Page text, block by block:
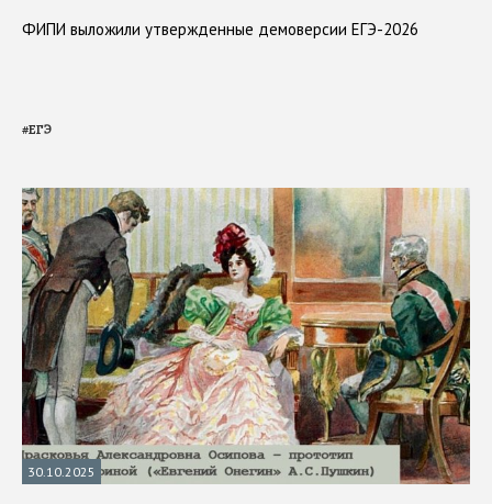
ФИПИ выложили утвержденные демоверсии ЕГЭ-2026
#ЕГЭ
30.10.2025